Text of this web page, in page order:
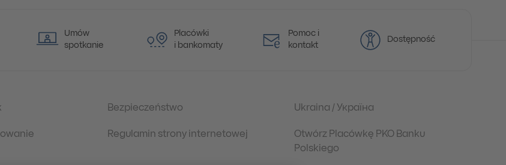
Umów
spotkanie
Placówki
i bankomaty
Pomoc i
kontakt
Dostępność
Bezpieczeństwo
Regulamin strony internetowej
Ukraina / Україна
Otwórz Placówkę PKO Banku
Polskiego